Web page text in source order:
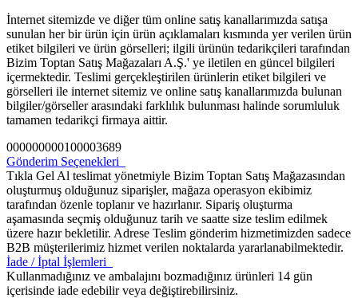
İnternet sitemizde ve diğer tüm online satış kanallarımızda satışa
sunulan her bir ürün için ürün açıklamaları kısmında yer verilen ürün
etiket bilgileri ve ürün görselleri; ilgili ürünün tedarikçileri tarafından
Bizim Toptan Satış Mağazaları A.Ş.' ye iletilen en güncel bilgileri
içermektedir. Teslimi gerçekleştirilen ürünlerin etiket bilgileri ve
görselleri ile internet sitemiz ve online satış kanallarımızda bulunan
bilgiler/görseller arasındaki farklılık bulunması halinde sorumluluk
tamamen tedarikçi firmaya aittir.
000000000100003689
Gönderim Seçenekleri
Tıkla Gel Al teslimat yönetmiyle Bizim Toptan Satış Mağazasından
oluşturmuş olduğunuz siparişler, mağaza operasyon ekibimiz
tarafından özenle toplanır ve hazırlanır. Sipariş oluşturma
aşamasında seçmiş olduğunuz tarih ve saatte size teslim edilmek
üzere hazır bekletilir. Adrese Teslim gönderim hizmetimizden sadece
B2B müşterilerimiz hizmet verilen noktalarda yararlanabilmektedir.
İade / İptal İşlemleri
Kullanmadığınız ve ambalajını bozmadığınız ürünleri 14 gün
içerisinde iade edebilir veya değiştirebilirsiniz.